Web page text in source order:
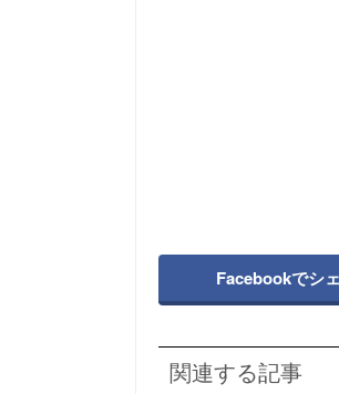
Facebookでシ
関連する記事